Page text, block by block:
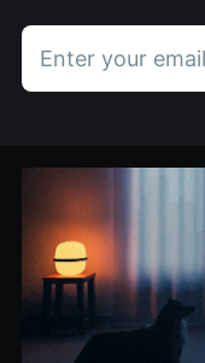
Enter your email